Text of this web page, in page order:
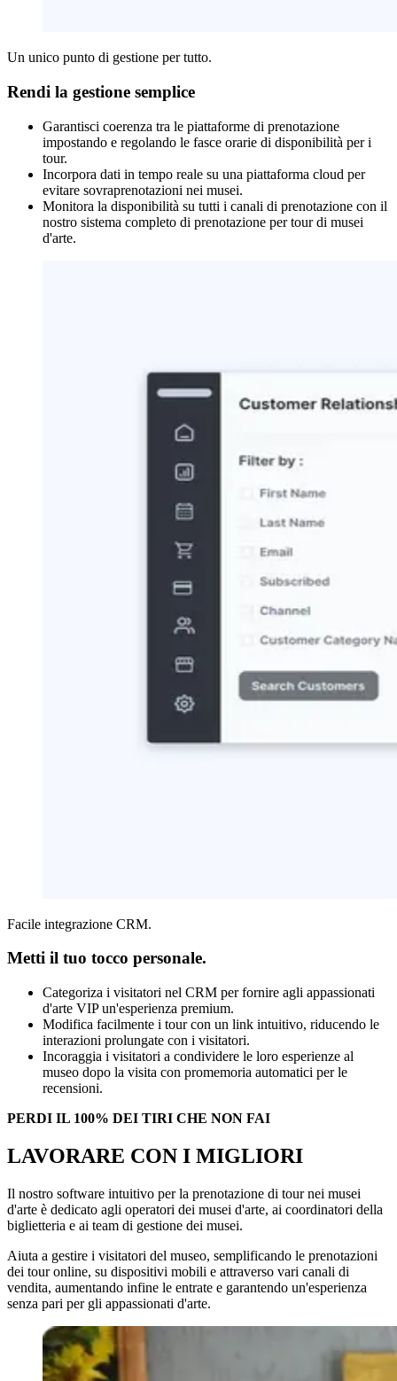
Un unico punto di gestione per tutto.
Rendi la gestione semplice
Garantisci coerenza tra le piattaforme di prenotazione
impostando e regolando le fasce orarie di disponibilità per i
tour.
Incorpora dati in tempo reale su una piattaforma cloud per
evitare sovraprenotazioni nei musei.
Monitora la disponibilità su tutti i canali di prenotazione con il
nostro sistema completo di prenotazione per tour di musei
d'arte.
Facile integrazione CRM.
Metti il tuo tocco personale.
Categoriza i visitatori nel CRM per fornire agli appassionati
d'arte VIP un'esperienza premium.
Modifica facilmente i tour con un link intuitivo, riducendo le
interazioni prolungate con i visitatori.
Incoraggia i visitatori a condividere le loro esperienze al
museo dopo la visita con promemoria automatici per le
recensioni.
PERDI IL 100% DEI TIRI CHE NON FAI
LAVORARE CON I MIGLIORI
Il nostro software intuitivo per la prenotazione di tour nei musei
d'arte è dedicato agli operatori dei musei d'arte, ai coordinatori della
biglietteria e ai team di gestione dei musei.
Aiuta a gestire i visitatori del museo, semplificando le prenotazioni
dei tour online, su dispositivi mobili e attraverso vari canali di
vendita, aumentando infine le entrate e garantendo un'esperienza
senza pari per gli appassionati d'arte.